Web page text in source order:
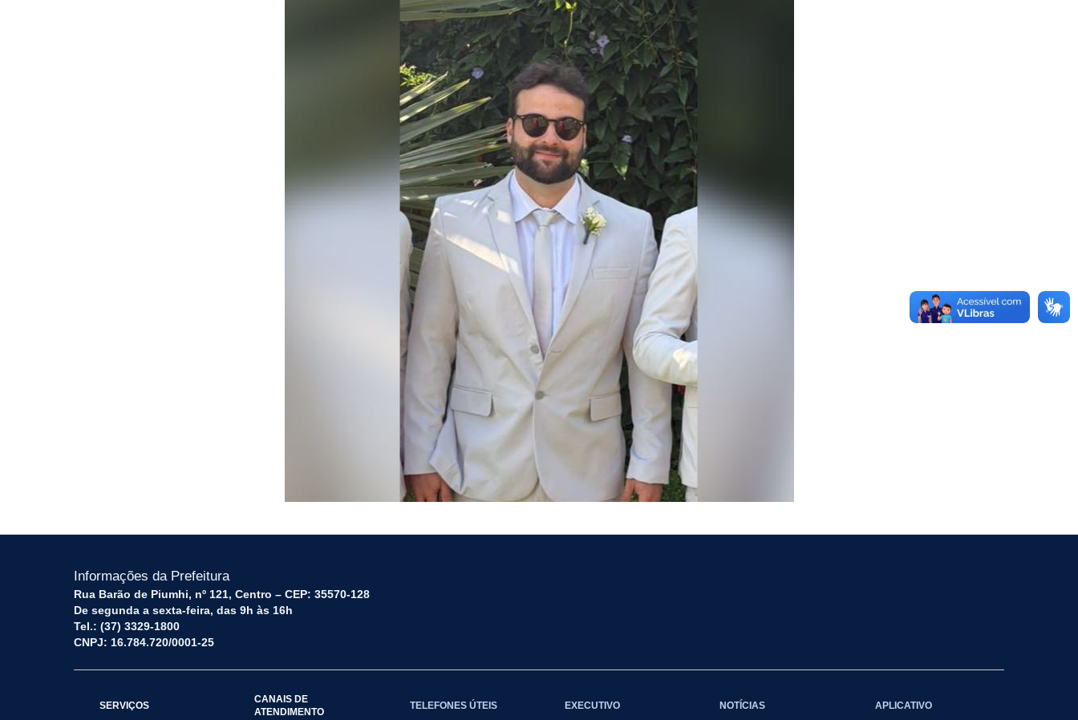
Informações da Prefeitura
Rua Barão de Piumhi, nº 121, Centro – CEP: 35570-128
De segunda a sexta-feira, das 9h às 16h
Tel.: (37) 3329-1800
CNPJ: 16.784.720/0001-25
SERVIÇOS
CANAIS DE
ATENDIMENTO
TELEFONES ÚTEIS EXECUTIVO NOTÍCIAS APLICATIVO